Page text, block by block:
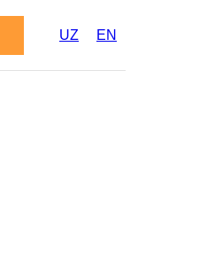
UZ EN